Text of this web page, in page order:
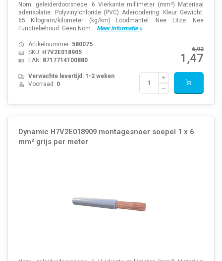
Nom. geleiderdoorsnede: 6 Vierkante millimeter (mm²) Materiaal
aderisolatie: Polyvinylchloride (PVC) Adercodering: Kleur Gewicht:
65 Kilogram/kilometer (kg/km) Loodmantel: Nee Litze: Nee
Functiebehoud: Geen Nom... Meer informatie »
6,93
1,47
Artikelnummer: 580075
SKU: H7V2E018905
EAN: 8717714100880
Verwachte levertijd: 1-2 weken
Voorraad: 0
Dynamic H7V2E018909 montagesnoer soepel 1 x 6
mm² grijs per meter